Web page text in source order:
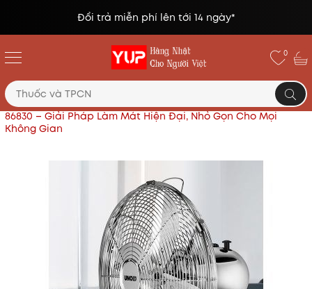
Đổi trả miễn phí lên tới 14 ngày*
0
Trang chủ Đồ dùng tiện ích khác
Quạt Để Bàn Unold
86830 – Giải Pháp Làm Mát Hiện Đại, Nhỏ Gọn Cho Mọi
Không Gian